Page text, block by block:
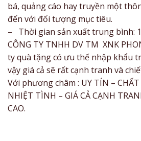
bá, quảng cáo hay truyền một
đến với đối tượng mục tiêu.
– Thời gian sản xuất trung bình:
CÔNG TY TNHH DV TM XNK
ty quà tặng có ưu thế nhập khẩu
vậy giá cả sẽ rất cạnh tranh và
Với phương châm : UY TÍN – CHẤT
NHIỆT TÌNH – GIÁ CẢ CẠNH
CAO.